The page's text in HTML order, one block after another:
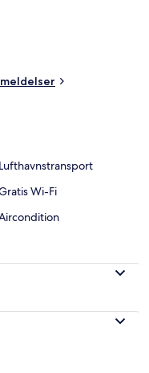
Lufthavnstransport
Wi-Fi